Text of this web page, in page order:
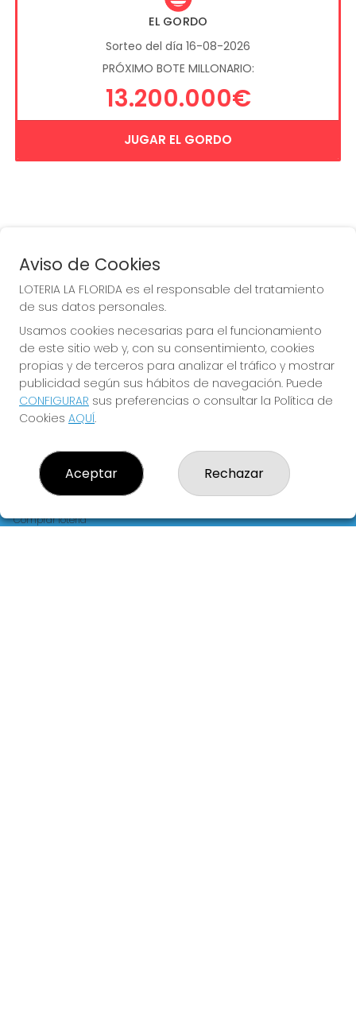
EL GORDO
Sorteo del día 16-08-2026
PRÓXIMO BOTE MILLONARIO:
13.200.000€
JUGAR EL GORDO
COMPRA EN LOTERIA LA
FLORIDA
Y QUE LAS MEIGAS TE
ACOMPAÑEN
LOTERIA LA FLORIDA
Comprar lotería
Aviso de Cookies
LOTERIA LA FLORIDA es el responsable del tratamiento
de sus datos personales.
Usamos cookies necesarias para el funcionamiento
de este sitio web y, con su consentimiento, cookies
propias y de terceros para analizar el tráfico y mostrar
publicidad según sus hábitos de navegación. Puede
CONFIGURAR sus preferencias o consultar la Política de
Cookies AQUÍ.
Aceptar Rechazar